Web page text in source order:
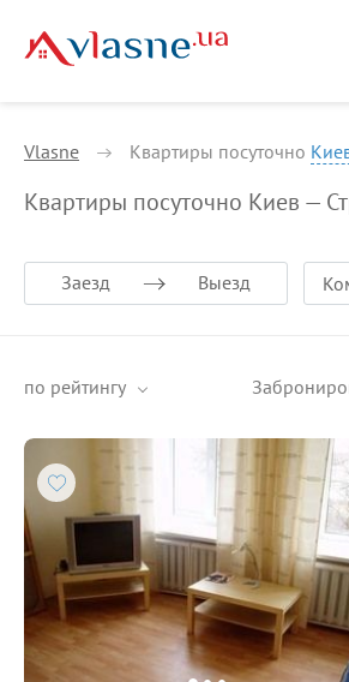
Vlasne Квартиры посуточно
Квартиры посуточно Киев —
Заезд Выезд
по рейтингу